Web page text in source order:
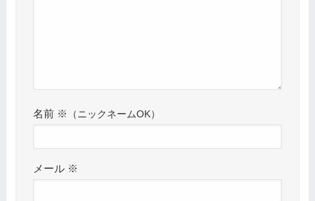
名前 ※
メール ※